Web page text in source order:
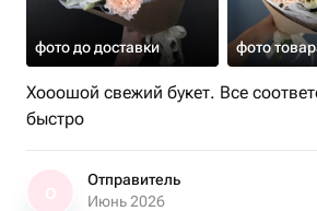
фото до доставки фото
Хооошой свежий букет. Все
быстро
Отправитель
Июнь 2026